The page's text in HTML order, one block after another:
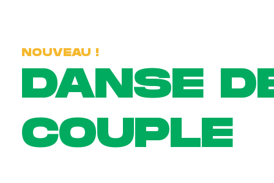
NOUVEAU !
DANSE
COUPLE